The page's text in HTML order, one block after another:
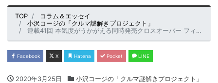
TOP
コラム＆エッセイ
小沢コージの「クルマ謎解きプロジェクト」
連載41回 本気度がうかがえる同時発売クロスオーバー フィット･クロスターの気になるポイント
Facebook X Hatena Pocket LINE
2020年3月25日
小沢コージの「クルマ謎解きプロジェクト」